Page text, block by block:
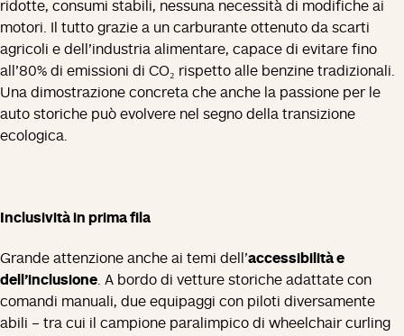
ridotte, consumi stabili, nessuna necessità di modifiche ai
motori. Il tutto grazie a un carburante ottenuto da scarti
agricoli e dell’industria alimentare, capace di evitare fino
all’80% di emissioni di CO₂ rispetto alle benzine tradizionali.
Una dimostrazione concreta che anche la passione per le
auto storiche può evolvere nel segno della transizione
ecologica.
Inclusività in prima fila
Grande attenzione anche ai temi dell’accessibilità e
dell’inclusione. A bordo di vetture storiche adattate con
comandi manuali, due equipaggi con piloti diversamente
abili – tra cui il campione paralimpico di wheelchair curling